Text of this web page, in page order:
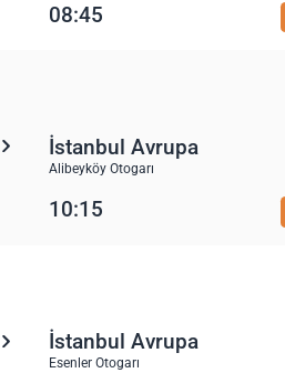
08:45
İstanbul Avrupa
Alibeyköy Otogarı
10:15
İstanbul Avrupa
Esenler Otogarı